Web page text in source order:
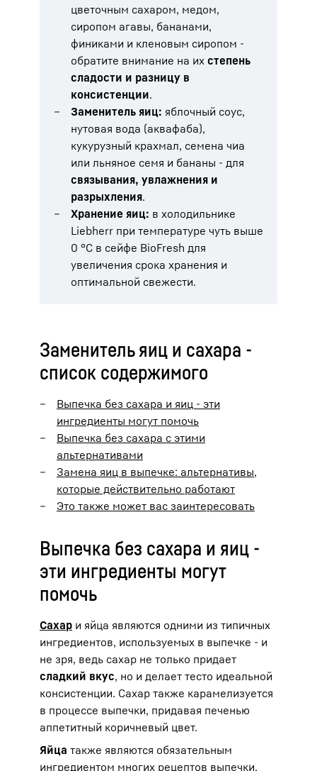
цветочным сахаром, медом,
сиропом агавы, бананами,
финиками и кленовым сиропом -
обратите внимание на их степень
сладости и разницу в
консистенции.
Заменитель яиц: яблочный соус,
нутовая вода (аквафаба),
кукурузный крахмал, семена чиа
или льняное семя и бананы - для
связывания, увлажнения и
разрыхления.
Хранение яиц: в холодильнике
Liebherr при температуре чуть выше
0 °C в сейфе BioFresh для
увеличения срока хранения и
оптимальной свежести.
Заменитель яиц и сахара -
список содержимого
Выпечка без сахара и яиц - эти
ингредиенты могут помочь
Выпечка без сахара с этими
альтернативами
Замена яиц в выпечке: альтернативы,
которые действительно работают
Это также может вас заинтересовать
Выпечка без сахара и яиц -
эти ингредиенты могут
помочь
Сахар и яйца являются одними из типичных
ингредиентов, используемых в выпечке - и
не зря, ведь сахар не только придает
сладкий вкус, но и делает тесто идеальной
консистенции. Сахар также карамелизуется
в процессе выпечки, придавая печенью
аппетитный коричневый цвет.
Яйца также являются обязательным
ингредиентом многих рецептов выпечки.